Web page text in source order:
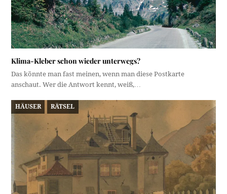
Klima-Kleber schon wieder unterwegs?
Das könnte man fast meinen, wenn man diese Postkarte
anschaut. Wer die Antwort kennt, weiß,…
HÄUSER RÄTSEL